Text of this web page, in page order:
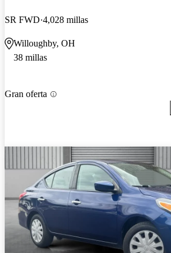
SR FWD 4,028 millas
Willoughby, OH
38 millas
Gran oferta